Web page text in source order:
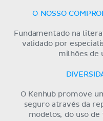
O NOSSO
Fundamentado na
validado por
milhões de
O Kenhub promove
seguro através da
modelos, do uso